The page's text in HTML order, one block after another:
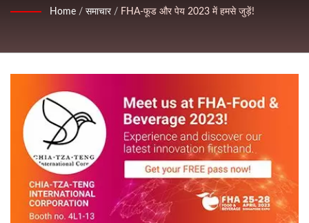
फ्लेवरिंग पाउडर के लिए वन-स्टॉप
Home / समाचार / FHA-फूड और पेय 2023 में हमसे जुड़ें!